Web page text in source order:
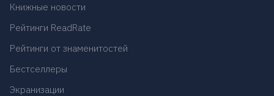
Книжные новости
Рейтинги ReadRate
Рейтинги от знаменитостей
Бестселлеры
Экранизации